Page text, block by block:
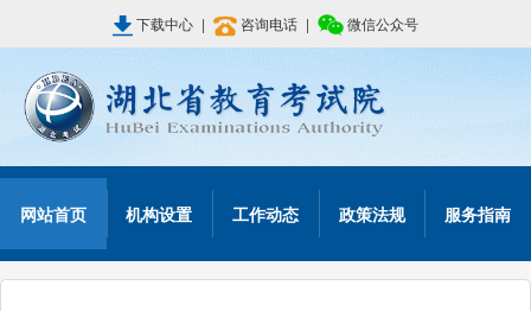
下载中心 | 咨询电话 | 微信公众号
网站首页 机构设置 工作动态 政策法规 服务指南